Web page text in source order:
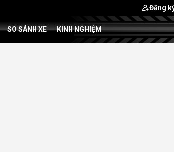
Đăng
SO SÁNH XE KINH NGHIỆM